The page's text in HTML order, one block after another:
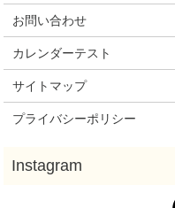
お問い合わせ
カレンダーテスト
サイトマップ
プライバシーポリシー